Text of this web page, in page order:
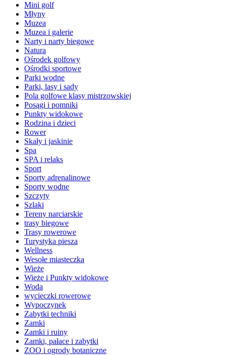
Mini golf
Młyny
Muzea
Muzea i galerie
Narty i narty biegowe
Natura
Ośrodek golfowy
Ośrodki sportowe
Parki wodne
Parki, lasy i sady
Pola golfowe klasy mistrzowskiej
Posągi i pomniki
Punkty widokowe
Rodzina i dzieci
Rower
Skały i jaskinie
Spa
SPA i relaks
Sport
Sporty adrenalinowe
Sporty wodne
Szczyty
Szlaki
Tereny narciarskie
trasy biegowe
Trasy rowerowe
Turystyka piesza
Wellness
Wesołe miasteczka
Wieże
Wieże i Punkty widokowe
Woda
wycieczki rowerowe
Wypoczynek
Zabytki techniki
Zamki
Zamki i ruiny
Zamki, pałace i zabytki
ZOO i ogrody botaniczne